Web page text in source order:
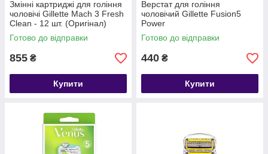
Змінні картриджі для гоління
чоловічі Gillette Mach 3 Fresh
Clean - 12 шт. (Оригінал)
Готово до відправки
855 ₴
Купити
Верстат для гоління
чоловічий Gillette Fusion5
Power
Готово до відправки
440 ₴
Купити